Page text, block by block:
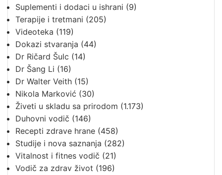
Suplementi i dodaci u ishrani (9)
Terapije i tretmani (205)
Videoteka (119)
Dokazi stvaranja (44)
Dr Ričard Šulc (14)
Dr Šang Li (16)
Dr Walter Veith (15)
Nikola Marković (30)
Živeti u skladu sa prirodom (1.173)
Duhovni vodič (146)
Recepti zdrave hrane (458)
Studije i nova saznanja (282)
Vitalnost i fitnes vodič (21)
Vodič za zdrav život (196)